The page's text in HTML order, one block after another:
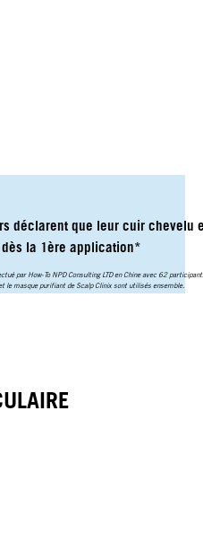
déclarent que leur cuir chevelu
la 1ère application*
par How-To NPD Consulting LTD en Chine avec 62
le masque purifiant de Scalp Clinix sont utilisés ensemble.